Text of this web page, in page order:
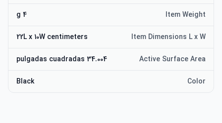
Item Weight
4 g
Item Dimensions L x W
22L x 10W centimeters
Active Surface Area
34.004 pulgadas cuadradas
Color
Black